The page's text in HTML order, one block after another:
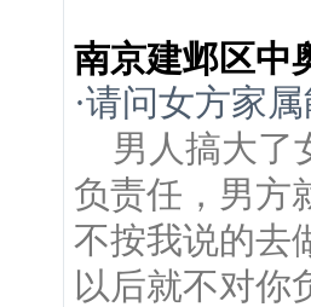
南京建邺区中
·请问女方家
男人搞大了
负责任，男方
不按我说的去
以后就不对你